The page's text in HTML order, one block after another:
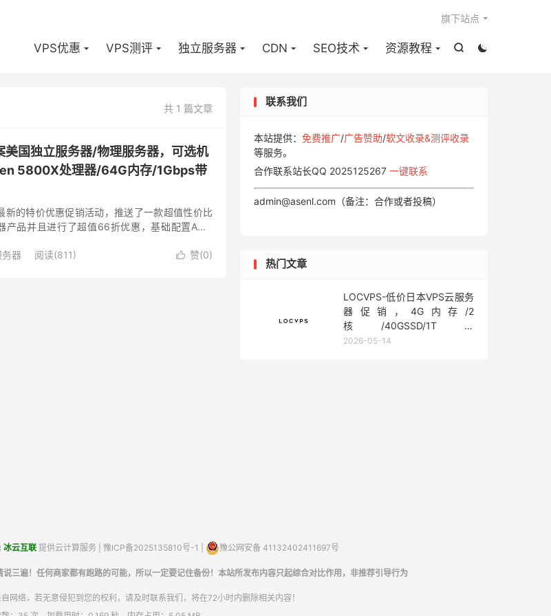


VPS优惠 VPS测评 独立服务器 CDN SEO技术 资源教程
旗下站点
共 1 篇文章
国独立服务器/物理服务器，可选机
5800X处理器/64G内存/1Gbps带
的特价优惠促销活动，推送了一款超值性价比
品并且进行了超值66折优惠，基础配置AMD
 赞(0)
务器 阅读(811)
联系我们
本站提供： 免费推广/广告赞助/软文收录&测评收录
等服务。
合作联系站长QQ 2025125267 一键联系
admin@asenl.com（备注：合作或者投稿）
热门文章
LOCVPS-低价日本VPS云服务
器促销，4G内存/2
核/40GSSD/1T流
量/450Mbps带宽，低至36元/
2026-05-14
冰云互联 提供云计算服务 | 豫ICP备2025135810号-1 豫公网安备 41132402411697号
说三遍！任何商家都有跑路的可能，所以一定要记住备份！本站所发布内容只起综合对比作用，非推荐引导行为
网络，若无意侵犯到您的权利，请及时联系我们，将在72小时内删除相关内容！